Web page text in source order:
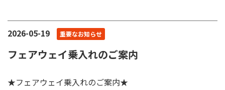
2026-05-19 重要なお知らせ
フェアウェイ乗入れのご案内
★フェアウェイ乗入れのご案内★